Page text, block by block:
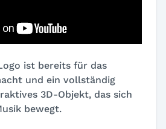
ist bereits für das
und ein vollständig
3D-Objekt, das sich
bewegt.